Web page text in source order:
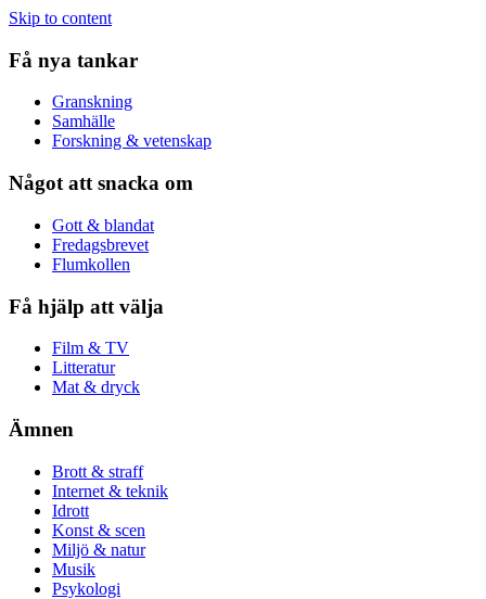
Skip to content
Få nya tankar
Granskning
Samhälle
Forskning & vetenskap
Något att snacka om
Gott & blandat
Fredagsbrevet
Flumkollen
Få hjälp att välja
Film & TV
Litteratur
Mat & dryck
Ämnen
Brott & straff
Internet & teknik
Idrott
Konst & scen
Miljö & natur
Musik
Psykologi